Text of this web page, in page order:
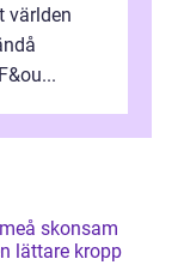
världen
lättare kropp